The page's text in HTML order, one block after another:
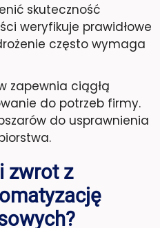
skuteczność
weryfikuje prawidłowe
często wymaga
zapewnia ciągłą
do potrzeb firmy.
do usprawnienia
zwrot z